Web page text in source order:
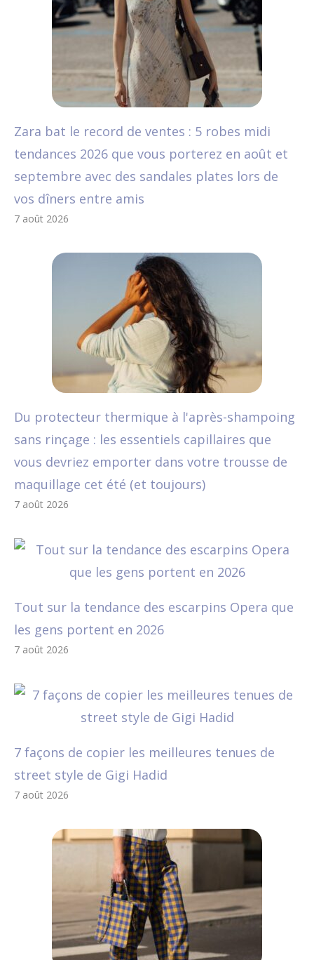
Zara bat le record de ventes : 5 robes midi
tendances 2026 que vous porterez en août et
septembre avec des sandales plates lors de
vos dîners entre amis
7 août 2026
Du protecteur thermique à l'après-shampoing
sans rinçage : les essentiels capillaires que
vous devriez emporter dans votre trousse de
maquillage cet été (et toujours)
7 août 2026
Tout sur la tendance des escarpins Opera que
les gens portent en 2026
7 août 2026
7 façons de copier les meilleures tenues de
street style de Gigi Hadid
7 août 2026